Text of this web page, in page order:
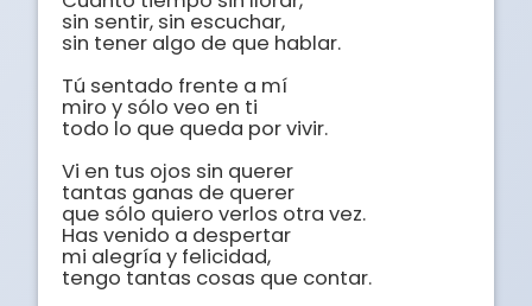
sin sentir, sin escuchar,
sin tener algo de que hablar.
Tú sentado frente a mí
miro y sólo veo en ti
todo lo que queda por vivir.
Vi en tus ojos sin querer
tantas ganas de querer
que sólo quiero verlos otra vez.
Has venido a despertar
mi alegría y felicidad,
tengo tantas cosas que contar.